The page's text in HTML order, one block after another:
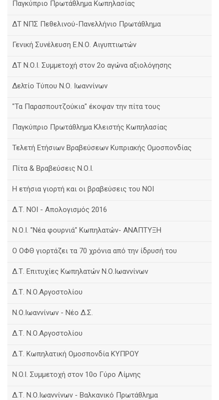
Παγκύπριο Πρωτάθλημα Κωπηλασίας
ΔΤ ΝΠΣ Πεθελινού-Πανελλήνιο Πρωτάθλημα
Γενική Συνέλευση Ε.Ν.Ο. Αιγυπτιωτών
ΔΤ Ν.Ο.Ι. Συμμετοχή στον 2ο αγώνα αξιολόγησης
Δελτίο Τύπου Ν.Ο. Ιωαννίνων
"Τα Παρασπουτζούκια" έκοψαν την πίτα τους
Παγκύπριο Πρωτάθλημα Κλειστής Κωπηλασίας
Τελετή Ετήσιων Βραβεύσεων Κυπριακής Ομοσπονδίας
Πίτα & Βραβεύσεις Ν.Ο.Ι.
Η ετήσια γιορτή και οι βραβεύσεις του ΝΟΙ
Δ.Τ. ΝΟΙ - Απολογισμός 2016
Ν.Ο.Ι. "Νέα φουρνιά" Κωπηλατών- ΑΝΑΠΤΥΞΗ
Ο ΟΦΘ γιορτάζει τα 70 χρόνια από την ίδρυσή του
Δ.Τ. Επιτυχίες Κωπηλατών Ν.Ο.Ιωαννίνων
Δ.Τ. Ν.Ο.Αργοστολίου
Ν.Ο.Ιωαννίνων - Νέο Δ.Σ.
Δ.Τ. Ν.Ο.Αργοστολίου
Δ.Τ. Κωπηλατική Ομοσπονδία ΚΥΠΡΟΥ
N.O.I. Συμμετοχή στον 10ο Γύρο Λίμνης
Δ.Τ. Ν.Ο.Ιωαννίνων - Βαλκανικό Πρωτάθλημα